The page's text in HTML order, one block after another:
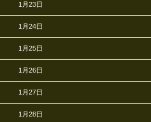
1月23日
1月24日
1月25日
1月26日
1月27日
1月28日